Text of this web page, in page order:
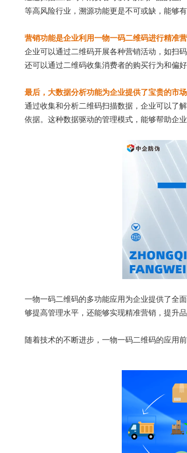
等高风险行业，溯源功能更是不可或缺，能够
营销功能是企业利用一物一码二维码进行精准营
企业可以通过二维码开展各种营销活动，如扫
还可以通过二维码收集消费者的购买行为和偏
最后，大数据分析功能为企业提供了宝贵的市场
通过收集和分析二维码扫描数据，企业可以了
依据。这种数据驱动的管理模式，能够帮助企
一物一码二维码的多功能应用为企业提供了全
够提高管理水平，还能够实现精准营销，提升品
随着技术的不断进步，一物一码二维码的应用